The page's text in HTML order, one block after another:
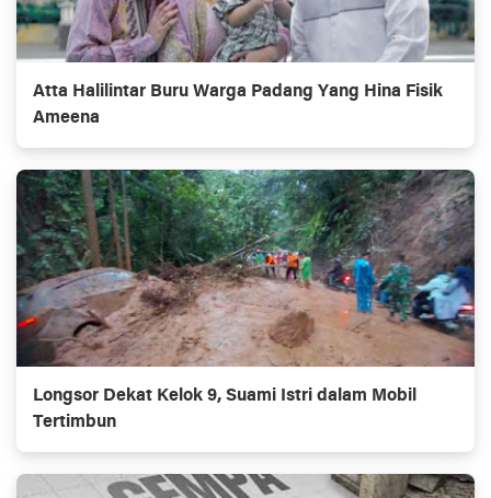
Atta Halilintar Buru Warga Padang Yang Hina Fisik
Ameena
Longsor Dekat Kelok 9, Suami Istri dalam Mobil
Tertimbun